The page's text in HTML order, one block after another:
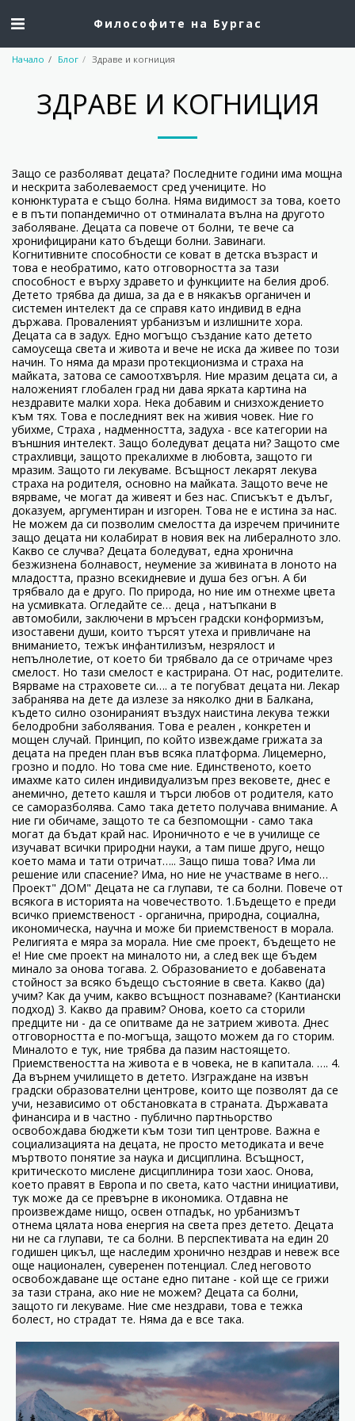
Философите на Бургас
Начало Блог Здраве и когниция
ЗДРАВЕ И КОГНИЦИЯ
Защо се разболяват децата? Последните години има мощна
и нескрита заболеваемост сред учениците. Но
конюнктурата е също болна. Няма видимост за това, което
е в пъти попандемично от отминалата вълна на другото
заболяване. Децата са повече от болни, те вече са
хронифицирани като бъдещи болни. Завинаги.
Когнитивните способности се коват в детска възраст и
това е необратимо, като отговорността за тази
способност е върху здравето и функциите на белия дроб.
Детето трябва да диша, за да е в някакъв органичен и
системен интелект да се справя като индивид в една
държава. Проваленият урбанизъм и излишните хора.
Децата са в задух. Едно могъщо създание като детето
самоусеща света и живота и вече не иска да живее по този
начин. То няма да мрази протекционизма и страха на
майката, затова се самоотхвърля. Ние мразим децата си, а
наложеният глобален град ни дава ярката картина на
нездравите малки хора. Нека добавим и снизхождението
към тях. Това е последният век на живия човек. Ние го
убихме, Страха , надменността, задуха - все категории на
външния интелект. Защо боледуват децата ни? Защото сме
страхливци, защото прекалихме в любовта, защото ги
мразим. Защото ги лекуваме. Всъщност лекарят лекува
страха на родителя, основно на майката. Защото вече не
вярваме, че могат да живеят и без нас. Списъкът е дълъг,
доказуем, аргументиран и изгорен. Това не е истина за нас.
Не можем да си позволим смелостта да изречем причините
защо децата ни колабират в новия век на либералното зло.
Какво се случва? Децата боледуват, една хронична
безжизнена болнавост, неумение за живината в лоното на
младостта, празно всекидневие и душа без огън. А би
трябвало да е друго. По природа, но ние им отнехме цвета
на усмивката. Огледайте се… деца , натъпкани в
автомобили, заключени в мръсен градски конформизъм,
изоставени души, които търсят утеха и привличане на
вниманието, тежък инфантилизъм, незрялост и
непълнолетие, от което би трябвало да се отричаме чрез
смелост. Но тази смелост е кастрирана. От нас, родителите.
Вярваме на страховете си…. а те погубват децата ни. Лекар
забранява на дете да излезе за няколко дни в Балкана,
където силно озонираният въздух наистина лекува тежки
белодробни заболявания. Това е реален , конкретен и
мощен случай. Принцип, по който извеждаме грижата за
децата на преден план във всяка платформа. Лицемерно,
грозно и подло. Но това сме ние. Единственото, което
имахме като силен индивидуализъм през вековете, днес е
анемично, детето кашля и търси любов от родителя, като
се саморазболява. Само така детето получава внимание. А
ние ги обичаме, защото те са безпомощни - само така
могат да бъдат край нас. Ироничното е че в училище се
изучават всички природни науки, а там пише друго, нещо
което мама и тати отричат….. Защо пиша това? Има ли
решение или спасение? Има, но ние не участваме в него…
Проект" ДОМ" Децата не са глупави, те са болни. Повече от
всякога в историята на човечеството. 1.Бъдещето е преди
всичко приемственост - органична, природна, социална,
икономическа, научна и може би приемственост в морала.
Религията е мяра за морала. Ние сме проект, бъдещето не
е! Ние сме проект на миналото ни, а след век ще бъдем
минало за онова тогава. 2. Образованието е добавената
стойност за всяко бъдещо състояние в света. Какво (да)
учим? Как да учим, какво всъщност познаваме? (Кантиански
подход) 3. Какво да правим? Онова, което са сторили
предците ни - да се опитваме да не затрием живота. Днес
отговорността е по-могъща, защото можем да го сторим.
Миналото е тук, ние трябва да пазим настоящето.
Приемствеността на живота е в човека, не в капитала. …. 4.
Да върнем училището в детето. Изграждане на извън
градски образователни центрове, които ще позволят да се
учи, независимо от обстановката в страната. Държавата
финансира и в частно - публично партньорство
освобождава бюджети към този тип центрове. Важна е
социализацията на децата, не просто методиката и вече
мъртвото понятие за наука и дисциплина. Всъщност,
критическото мислене дисциплинира този хаос. Онова,
което правят в Европа и по света, като частни инициативи,
тук може да се превърне в икономика. Отдавна не
произвеждаме нищо, освен отпадък, но урбанизмът
отнема цялата нова енергия на света през детето. Децата
ни не са глупави, те са болни. В перспективата на един 20
годишен цикъл, ще наследим хронично нездрав и невеж все
още национален, суверенен потенциал. След неговото
освобождаване ще остане едно питане - кой ще се грижи
за тази страна, ако ние не можем? Децата са болни,
защото ги лекуваме. Ние сме нездрави, това е тежка
болест, но страдат те. Няма да е все така.